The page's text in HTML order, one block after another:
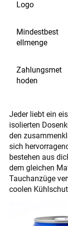
Logo
Mindestbest
ellmenge
Zahlungsmet
hoden
Jeder liebt ein
isolierten
den
sich
bestehen aus
dem gleichen
Tauchanzüge
coolen